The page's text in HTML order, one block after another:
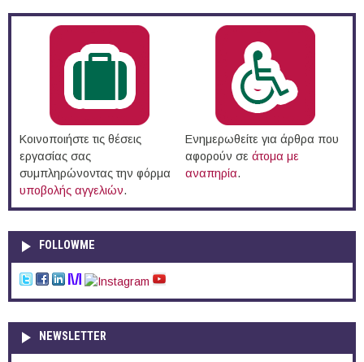
Κοινοποιήστε τις θέσεις
εργασίας σας
συμπληρώνοντας την φόρμα
υποβολής αγγελιών.
Ενημερωθείτε για άρθρα που
αφορούν σε άτομα με
αναπηρία.
FOLLOWME
NEWSLETTER